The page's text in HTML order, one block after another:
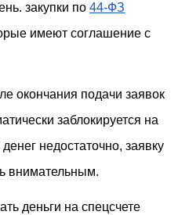
закупки по 44-ФЗ
имеют соглашение с
окончания подачи заявок
заблокируется на
недостаточно, заявку
внимательным.
деньги на спецсчете